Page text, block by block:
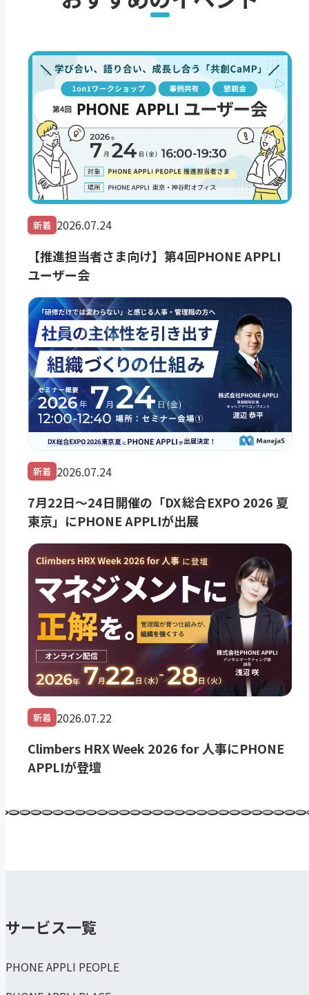
新着 2026.07.24
【推進担当者さま向け】第4回PHONE APPLI
ユーザー会
新着 2026.07.24
7月22日～24日開催の「DX 総合EXPO 2026 夏
東京」にPHONE APPLIが出展
新着 2026.07.22
Climbers HRX Week 2026 for 人事にPHONE
APPLIが登壇
サービス一覧
PHONE APPLI PEOPLE